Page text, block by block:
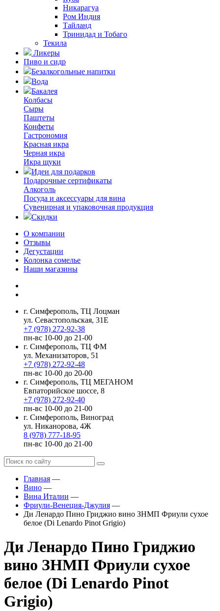
Никарагуа
Ром Индия
Тайланд
Тринидад и Тобаго
Текила
Ликеры
Пиво и сидр
Безалкогольные напитки
Вода
Бакалея
Колбасы
Сыры
Паштеты
Конфеты
Гастрономия
Красная икра
Черная икра
Икра щуки
Идеи для подарков
Подарочные сертификаты
Алкоголь
Посуда и аксессуары для вина
Сувенирная и упаковочная продукция
Скидки
О компании
Отзывы
Дегустации
Колонка сомелье
Наши магазины
г. Симферополь, ТЦ Лоцман
ул. Севастопольская, 31Е
+7 (978) 272-92-38
пн-вс 10-00 до 21-00
г. Симферополь, ТЦ ФМ
ул. Механизаторов, 51
+7 (978) 272-92-48
пн-вс 10-00 до 20-00
г. Симферополь, ТЦ МЕГАНОМ
Евпаторийское шоссе, 8
+7 (978) 272-92-40
пн-вс 10-00 до 21-00
г. Симферополь, Виноград
ул. Никанорова, 4Ж
8 (978) 777-18-95
пн-вс 10-00 до 21-00
Главная —
Вино —
Вина Италии —
Фриули-Венеция-Джулия —
Ди Ленардо Пино Гриджио вино ЗНМП Фриули сухое
белое (Di Lenardo Pinot Grigio)
Ди Ленардо Пино Гриджио
вино ЗНМП Фриули сухое
белое (Di Lenardo Pinot
Grigio)